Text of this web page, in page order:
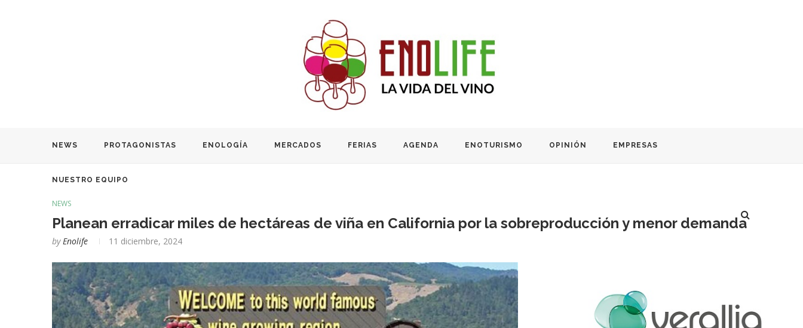
NEWS PROTAGONISTAS ENOLOGÍA MERCADOS FERIAS AGENDA ENOTURISMO OPINIÓN EMPRESAS
NUESTRO EQUIPO
NEWS
Planean erradicar miles de hectáreas de viña en California por la sobreproducción y menor demanda
by Enolife 11 diciembre, 2024